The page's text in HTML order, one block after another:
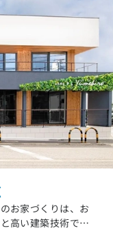
お家づくりは、お
高い建築技術で形
るのではなく”快適